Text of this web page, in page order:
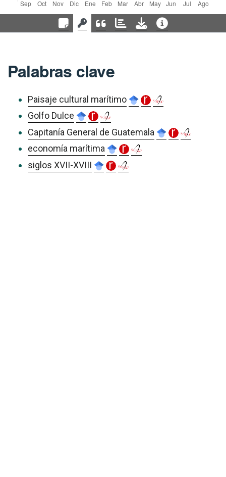
Palabras clave
Paisaje cultural marítimo
Golfo Dulce
Capitanía General de Guatemala
economía marítima
siglos XVII-XVIII